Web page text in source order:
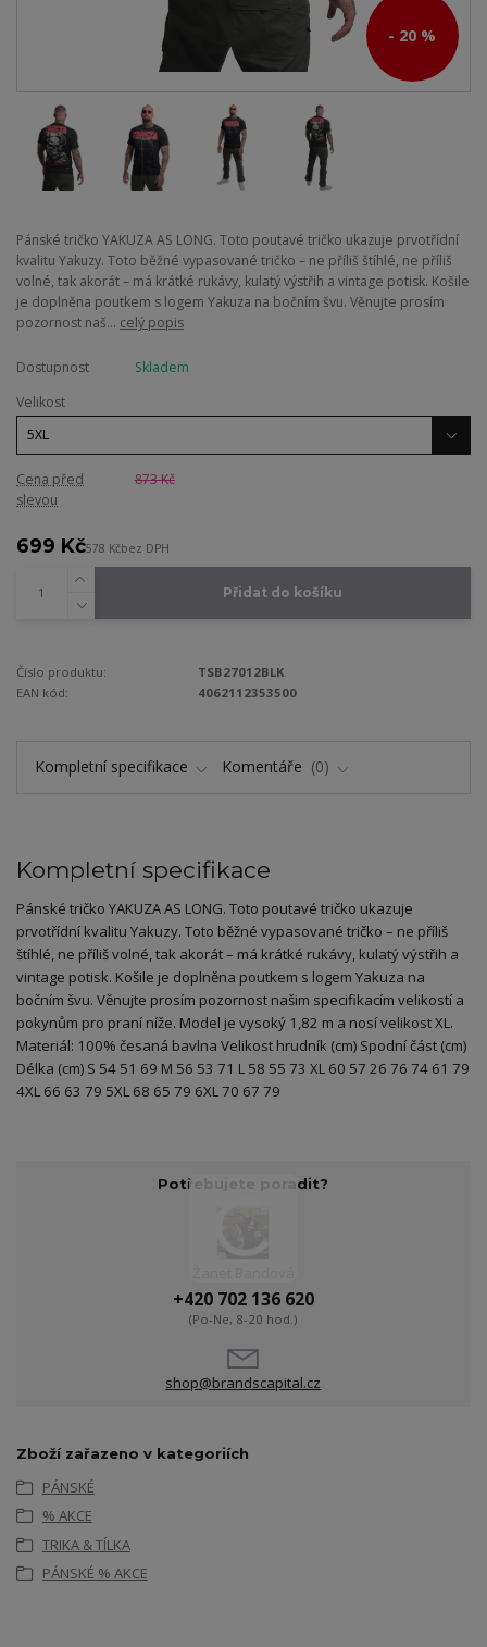
- 20 %
Pánské tričko YAKUZA AS LONG. Toto poutavé tričko ukazuje prvotřídní
kvalitu Yakuzy. Toto běžné vypasované tričko – ne příliš štíhlé, ne příliš
volné, tak akorát – má krátké rukávy, kulatý výstřih a vintage potisk. Košile
je doplněna poutkem s logem Yakuza na bočním švu. Věnujte prosím
pozornost naš... celý popis
Dostupnost
Skladem
Velikost
Cena před
slevou
873 Kč
699 Kč578 Kčbez DPH
Přidat do košíku
Číslo produktu:
TSB27012BLK
EAN kód:
4062112353500
Kompletní specifikace Komentáře 0
Kompletní specifikace
Pánské tričko YAKUZA AS LONG. Toto poutavé tričko ukazuje
prvotřídní kvalitu Yakuzy. Toto běžné vypasované tričko – ne příliš
štíhlé, ne příliš volné, tak akorát – má krátké rukávy, kulatý výstřih a
vintage potisk. Košile je doplněna poutkem s logem Yakuza na
bočním švu. Věnujte prosím pozornost našim specifikacím velikostí a
pokynům pro praní níže. Model je vysoký 1,82 m a nosí velikost XL.
Materiál: 100% česaná bavlna Velikost hrudník (cm) Spodní část (cm)
Délka (cm) S 54 51 69 M 56 53 71 L 58 55 73 XL 60 57 26 76 74 61 79
4XL 66 63 79 5XL 68 65 79 6XL 70 67 79
Potřebujete poradit?
+420 702 136 620
(Po-Ne, 8-20 hod.)
shop@brandscapital.cz
Zboží zařazeno v kategoriích
PÁNSKÉ
% AKCE
TRIKA & TÍLKA
PÁNSKÉ % AKCE